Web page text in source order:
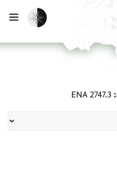
تفعيل الوضع المظلم
ENA 2747.3